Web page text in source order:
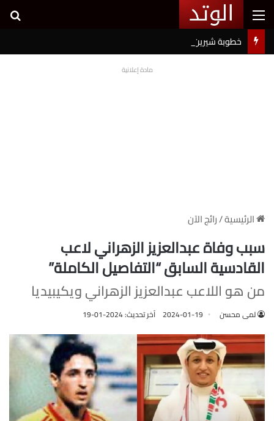
القائمة
مادة إعلانية
الرئيسية/رائج الآن
سبب وفاة عبدالعزيز الزهراني لاعب
القادسية السابق “التفاصيل الكاملة”
من هو اللاعب عبدالعزيز الزهراني ويكيبيديا
لمى محسن 2024-01-19 آخر تحديث: 2024-01-19